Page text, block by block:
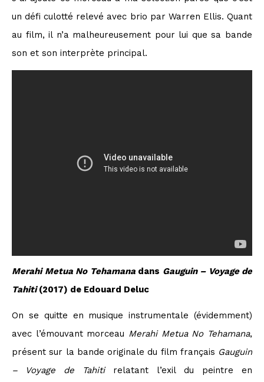
un défi culotté relevé avec brio par Warren Ellis. Quant
au film, il n’a malheureusement pour lui que sa bande
son et son interprète principal.
Merahi Metua No Tehamanadans Gauguin – Voyage de
Tahiti(2017) de Edouard Deluc
On se quitte en musique instrumentale (évidemment)
avec l’émouvant morceau Merahi Metua No Tehamana,
présent sur la bande originale du film français Gauguin
– Voyage de Tahitirelatant l’exil du peintre en